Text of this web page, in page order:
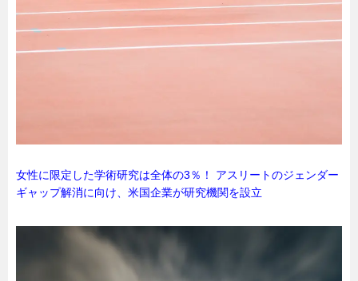
女性に限定した学術研究は全体の3％！ アスリートのジェンダー
ギャップ解消に向け、米国企業が研究機関を設立